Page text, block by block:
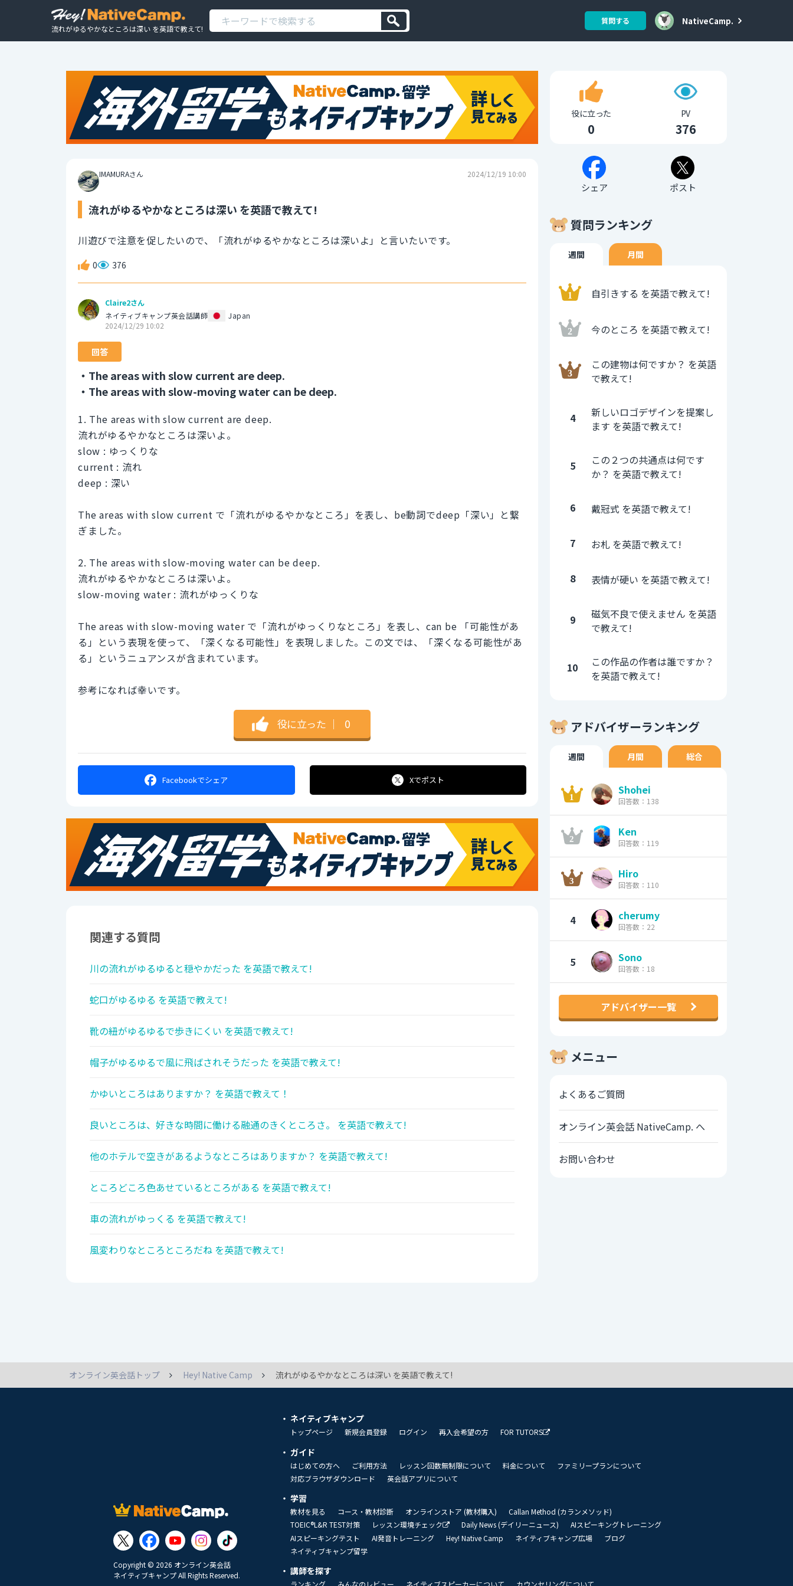
流れがゆるやかなところは深い を英語で教えて!
質問する NativeCamp.
IMAMURAさん 2024/12/19 10:00
流れがゆるやかなところは深い を英語で教えて!
川遊びで注意を促したいので、「流れがゆるやかなところは深いよ」と言いたいです。
0 376
Claire2さん
ネイティブキャンプ英会話講師
Japan
2024/12/29 10:02
回答
・The areas with slow current are deep.
・The areas with slow-moving water can be deep.
1. The areas with slow current are deep.
流れがゆるやかなところは深いよ。
slow : ゆっくりな
current : 流れ
deep : 深い
The areas with slow current で「流れがゆるやかなところ」を表し、be動詞でdeep「深い」と繋
ぎました。
2. The areas with slow-moving water can be deep.
流れがゆるやかなところは深いよ。
slow-moving water : 流れがゆっくりな
The areas with slow-moving water で「流れがゆっくりなところ」を表し、can be 「可能性があ
る」という表現を使って、「深くなる可能性」を表現しました。この文では、「深くなる可能性があ
る」というニュアンスが含まれています。
参考になれば幸いです。
役に立った ｜ 0
Facebookでシェア Xでポスト
関連する質問
川の流れがゆるゆると穏やかだった を英語で教えて!
蛇口がゆるゆる を英語で教えて!
靴の紐がゆるゆるで歩きにくい を英語で教えて!
帽子がゆるゆるで風に飛ばされそうだった を英語で教えて!
かゆいところはありますか？ を英語で教えて！
良いところは、好きな時間に働ける融通のきくところさ。 を英語で教えて!
他のホテルで空きがあるようなところはありますか？ を英語で教えて!
ところどころ色あせているところがある を英語で教えて!
車の流れがゆっくる を英語で教えて!
風変わりなところところだね を英語で教えて!
役に立った
0
PV
376
シェア ポスト
質問ランキング
週間 月間
自引きする を英語で教えて!
今のところ を英語で教えて!
この建物は何ですか？ を英語
で教えて!
4
新しいロゴデザインを提案し
ます を英語で教えて!
5
この２つの共通点は何です
か？ を英語で教えて!
6 戴冠式 を英語で教えて!
7 お札 を英語で教えて!
8 表情が硬い を英語で教えて!
9
磁気不良で使えません を英語
で教えて!
10
この作品の作者は誰ですか？
を英語で教えて!
アドバイザーランキング
週間 月間 総合
Shohei
回答数：138
Ken
回答数：119
Hiro
回答数：110
4 cherumy
回答数：22
5 Sono
回答数：18
アドバイザー一覧
メニュー
よくあるご質問
オンライン英会話 NativeCamp. へ
お問い合わせ
オンライン英会話トップ Hey! Native Camp 流れがゆるやかなところは深い を英語で教えて!
Copyright © 2026 オンライン英会話
ネイティブキャンプ All Rights Reserved.
ネイティブキャンプ
トップページ 新規会員登録 ログイン 再入会希望の方 FOR TUTORS
ガイド
はじめての方へ ご利用方法 レッスン回数無制限について 料金について
ファミリープランについて
対応ブラウザダウンロード
英会話アプリについて
学習
教材を見る コース・教材診断 オンラインストア (教材購入)
Callan Method (カランメソッド)
TOEIC®L&R TEST対策
レッスン環境チェック Daily News (デイリーニュース)
AIスピーキングトレーニング
AIスピーキングテスト
AI発音トレーニング Hey! Native Camp ネイティブキャンプ広場
ブログ
ネイティブキャンプ留学
講師を探す